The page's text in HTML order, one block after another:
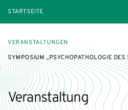
STARTSEITE
VERANSTALTUNGEN
SYMPOSIUM „PSYCHOPATHOLOGIE
Veranstaltung